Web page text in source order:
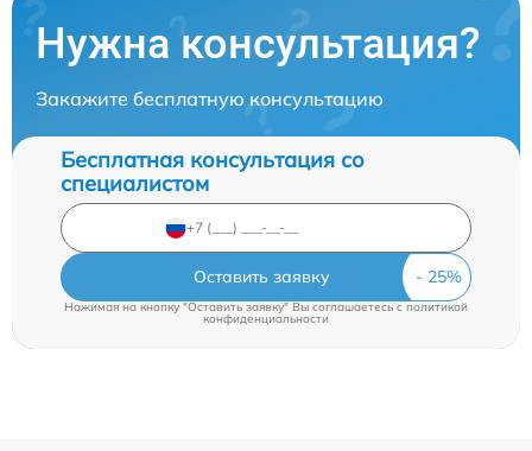
Нужна консультация?
Закажите бесплатную консультацию
Бесплатная консультация со
специалистом
Оставить заявку
Нажимая на кнопку "Оставить заявку" Вы соглашаетесь cполитикой
конфиденциальности